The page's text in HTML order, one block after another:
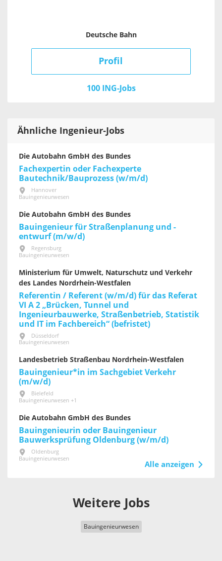
Deutsche Bahn
Profil
100 ING-Jobs
Ähnliche Ingenieur-Jobs
Die Autobahn GmbH des Bundes
Fachexpertin oder Fachexperte
Bautechnik/Bauprozess (w/m/d)
Hannover
Bauingenieurwesen
Die Autobahn GmbH des Bundes
Bauingenieur für Straßenplanung und -
entwurf (m/w/d)
Regensburg
Bauingenieurwesen
Ministerium für Umwelt, Naturschutz und Verkehr
des Landes Nordrhein-Westfalen
Referentin / Referent (w/m/d) für das Referat
VI A 2 „Brücken, Tunnel und
Ingenieurbauwerke, Straßenbetrieb, Statistik
und IT im Fachbereich“ (befristet)
Düsseldorf
Bauingenieurwesen
Landesbetrieb Straßenbau Nordrhein-Westfalen
Bauingenieur*in im Sachgebiet Verkehr
(m/w/d)
Bielefeld
Bauingenieurwesen +1
Die Autobahn GmbH des Bundes
Bauingenieurin oder Bauingenieur
Bauwerksprüfung Oldenburg (w/m/d)
Oldenburg
Bauingenieurwesen
Alle anzeigen
Weitere Jobs
Bauingenieurwesen